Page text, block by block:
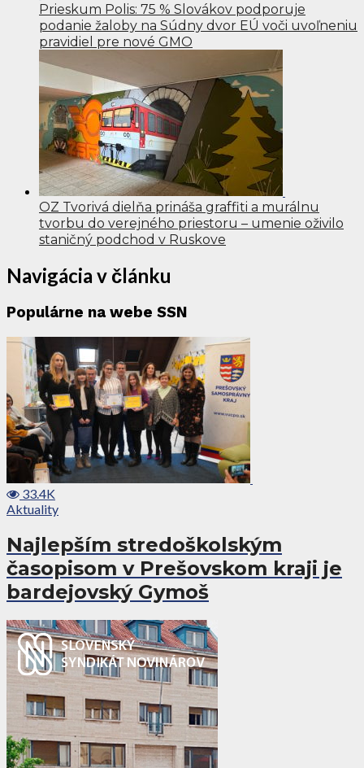
Prieskum Polis: 75 % Slovákov podporuje
podanie žaloby na Súdny dvor EÚ voči uvoľneniu
pravidiel pre nové GMO
OZ Tvorivá dielňa prináša graffiti a murálnu
tvorbu do verejného priestoru – umenie oživilo
staničný podchod v Ruskove
Navigácia v článku
Populárne na webe SSN
33.4K
Aktuality
Najlepším stredoškolským
časopisom v Prešovskom kraji je
bardejovský Gymoš